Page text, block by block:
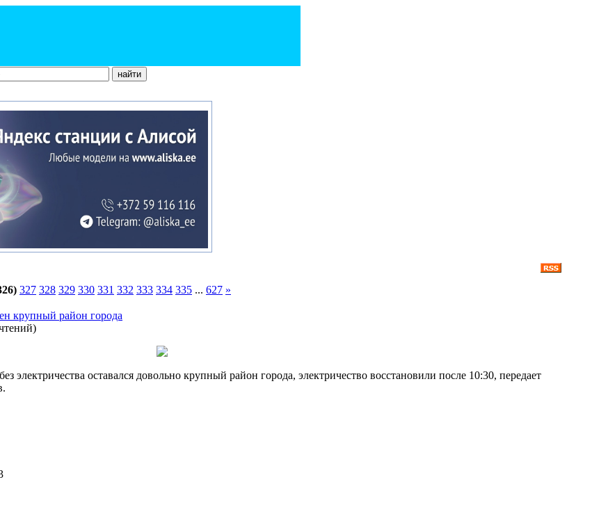
327 328 329 330 331 332 333 334 335 ... 627 »
крупный район города
)
электричества оставался довольно крупный район города, электричество восстановили после 10:30, передает